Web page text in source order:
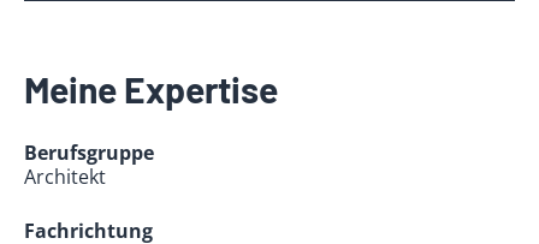
Meine Expertise
Berufsgruppe
Architekt
Fachrichtung